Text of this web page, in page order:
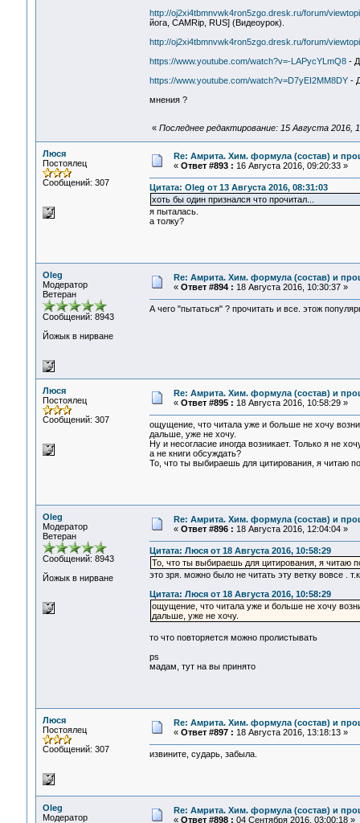
http://oj2xi4tbmnvwk4ron5zgo.dresk.ru/forum/
йога, CAMRip, RUS] (Видеоурок).
http://oj2xi4tbmnvwk4ron5zgo.dresk.ru/forum/
https://www.youtube.com/watch?v=-LAPycYLmQ8-
https://www.youtube.com/watch?v=D7yEI2MM8DY-
мнения ?
« Последнее редактирование: 15 Августа 2016,
Люся
Постоялец
Сообщений: 307
Re: Амрита. Хим. формула (состав) и
« Ответ #893 : 16 Августа 2016, 09:20:33 »
Цитата: Oleg от 13 Августа 2016, 08:31:03
хоть бы один признался что прочитал...
я пыталась.
а толку?
Oleg
Модератор
Ветеран
Сообщений: 8943
Йожык в нирване
Re: Амрита. Хим. формула (состав) и
« Ответ #894 : 18 Августа 2016, 10:30:37 »
А чего "пытаться" ? прочитать и все. этож
Люся
Постоялец
Сообщений: 307
Re: Амрита. Хим. формула (состав) и
« Ответ #895 : 18 Августа 2016, 10:58:29 »
ощущение, что читала уже и больше не хочу
дальше, уже не хочу.
Ну и несогласие иногда возникает. Только я не
а не книги обсуждать?
То, что ты выбираешь для цитирования, я читаю
Oleg
Модератор
Ветеран
Сообщений: 8943
Йожык в нирване
Re: Амрита. Хим. формула (состав) и
« Ответ #896 : 18 Августа 2016, 12:04:04 »
Цитата: Люся от 18 Августа 2016, 10:58:29
То, что ты выбираешь для цитирования, я читаю
это зря. можно было не читать эту ветку вовсе .
Цитата: Люся от 18 Августа 2016, 10:58:29
ощущение, что читала уже и больше не хочу
дальше, уже не хочу.
то что повторяется можно пролистывать
ps
мадам, тут на вы принято
Люся
Постоялец
Сообщений: 307
Re: Амрита. Хим. формула (состав) и
« Ответ #897 : 18 Августа 2016, 13:18:13 »
извините, сударь, забыла.
Oleg
Модератор
Re: Амрита. Хим. формула (состав) и
« Ответ #898 : 04 Сентября 2016, 03:00:18 »